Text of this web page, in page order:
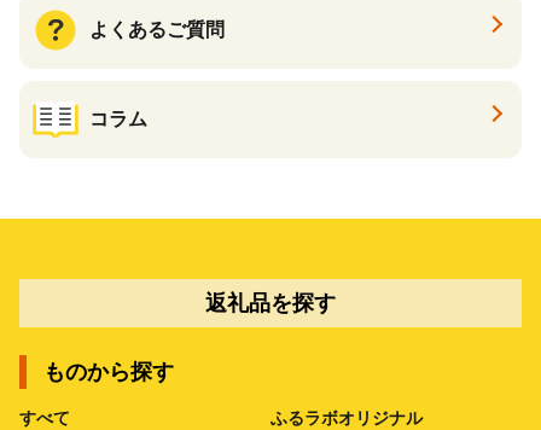
よくあるご質問
コラム
返礼品を探す
ものから探す
すべて ふるラボオリジナル